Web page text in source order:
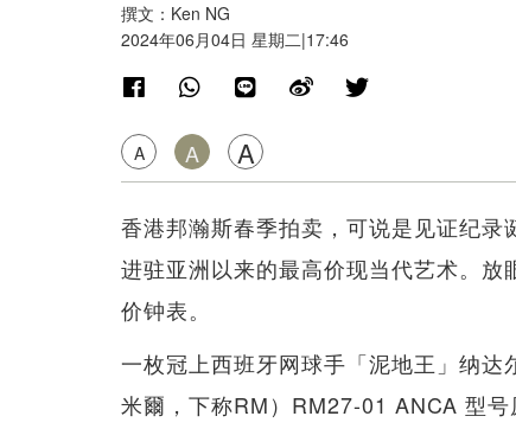
撰文：Ken NG
2024年06月04日 星期二|17:46
A A A
香港邦瀚斯春季拍卖，可说是见证纪
进驻亚洲以来的最高价现当代艺术。
价钟表。
一枚冠上西班牙网球手「泥地王」纳
米爾，下称RM）RM27-01 ANCA 型号